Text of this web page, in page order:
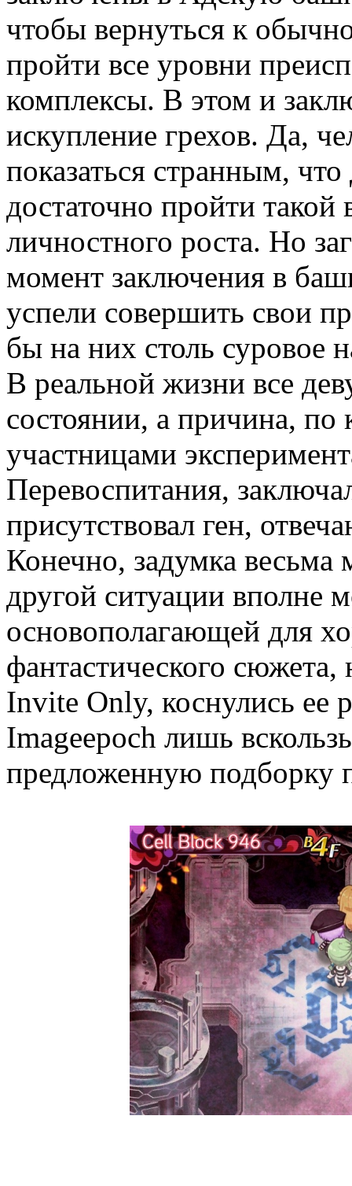
чтобы вернуться к
пройти все уровни
комплексы. В этом и
искупление грехов. Да,
показаться странным,
достаточно пройти
личностного роста. Но
момент заключения в
успели совершить свои
бы на них столь суровое
В реальной жизни все
состоянии, а причина, по
участницами
Перевоспитания,
присутствовал ген,
Конечно, задумка
другой ситуации вполне
основополагающей для
фантастического
Invite Only, коснулись ее
Imageepoch лишь
предложенную подборку